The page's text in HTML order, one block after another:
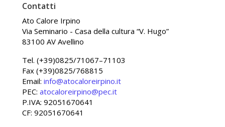
Contatti
Ato Calore Irpino
Via Seminario - Casa della cultura “V. Hugo”
83100 AV Avellino
Tel. (+39)0825/71067–71103
Fax (+39)0825/768815
Email: info@atocaloreirpino.it
PEC: atocaloreirpino@pec.it
P.IVA: 92051670641
CF: 92051670641